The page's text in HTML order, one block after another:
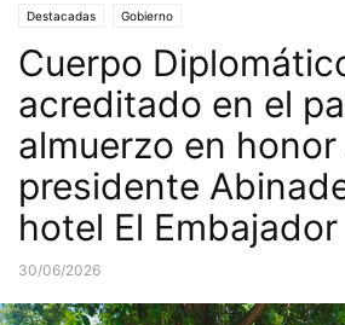
Destacadas Gobierno
Cuerpo
acreditado en el
almuerzo en honor
presidente
hotel El Embajador
30/06/2026